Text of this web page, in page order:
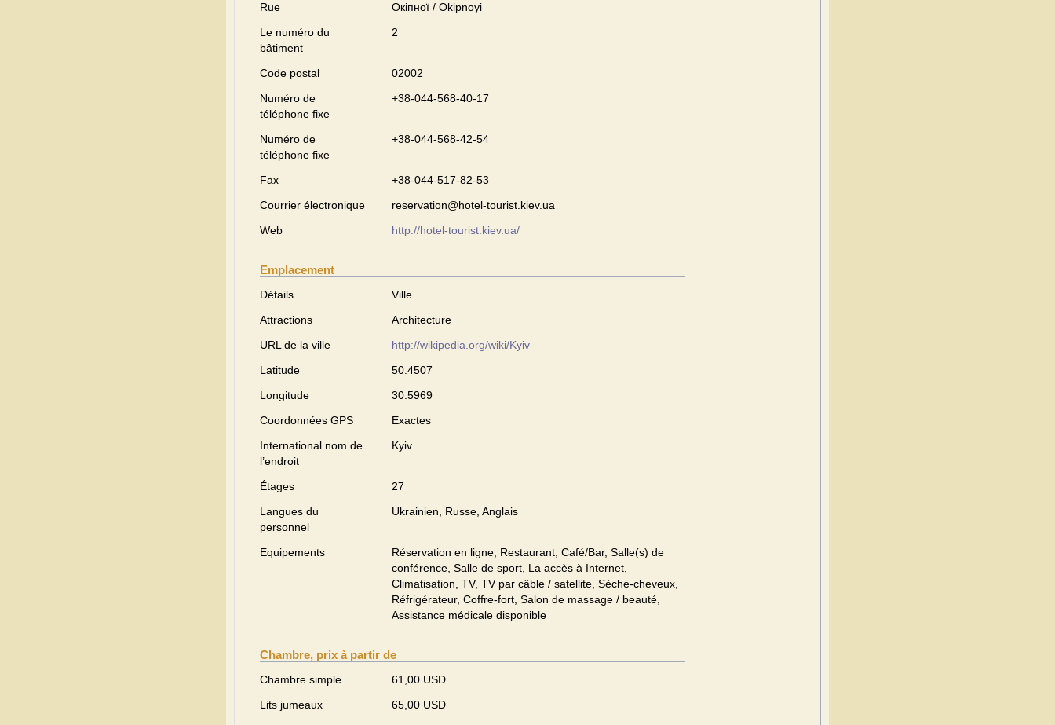
Rue
Окіпної / Okipnoyi
Le numéro du
bâtiment
2
Code postal
02002
Numéro de
téléphone fixe
+38-044-568-40-17
Numéro de
téléphone fixe
+38-044-568-42-54
Fax
+38-044-517-82-53
Courrier électronique
reservation@hotel-tourist.kiev.ua
Web
http://hotel-tourist.kiev.ua/
Emplacement
Détails
Ville
Attractions
Architecture
URL de la ville
http://wikipedia.org/wiki/Kyiv
Latitude
50.4507
Longitude
30.5969
Coordonnées GPS
Exactes
International nom de
l’endroit
Kyiv
Étages
27
Langues du
personnel
Ukrainien, Russe, Anglais
Equipements
Réservation en ligne, Restaurant, Café/Bar, Salle(s) de
conférence, Salle de sport, La accès à Internet,
Climatisation, TV, TV par câble / satellite, Sèche-cheveux,
Réfrigérateur, Coffre-fort, Salon de massage / beauté,
Assistance médicale disponible
Chambre, prix à partir de
Chambre simple
61,00 USD
Lits jumeaux
65,00 USD